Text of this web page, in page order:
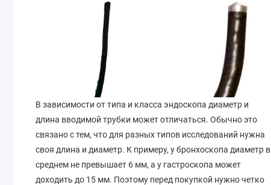
В зависимости от типа и класса эндоскопа диаметр и
длина вводимой трубки может отличаться. Обычно это
связано с тем, что для разных типов исследований нужна
своя длина и диаметр. К примеру, у бронхоскопа диаметр в
среднем не превышает 6 мм, а у гастроскопа может
доходить до 15 мм. Поэтому перед покупкой нужно четко